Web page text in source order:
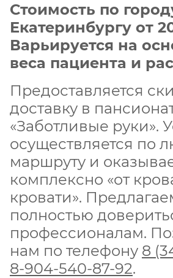
Стоимость по
Екатеринбургу от
Варьируется на
веса пациента и
Предоставляется
доставку в
«Заботливые руки».
осуществляется по
маршруту и
комплексно «от
кровати».
полностью
профессионалам.
нам по телефону 8
8-904-540-87-92.